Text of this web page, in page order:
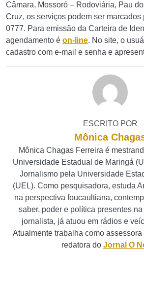
Câmara, Mossoró – Rodoviária, Pau
Cruz, os serviços podem ser
0777. Para emissão da Carteira de
agendamento é on-line. No site, o
cadastro com e-mail e senha e
ESCRITO POR
Mônica
Mônica Chagas Ferreira é
Universidade Estadual de Maringá
Jornalismo pela Universidade
(UEL). Como pesquisadora, estuda
na perspectiva foucaultiana,
saber, poder e política presentes
jornalista, já atuou em rádios e
Atualmente trabalha como
redatora do Jornal O